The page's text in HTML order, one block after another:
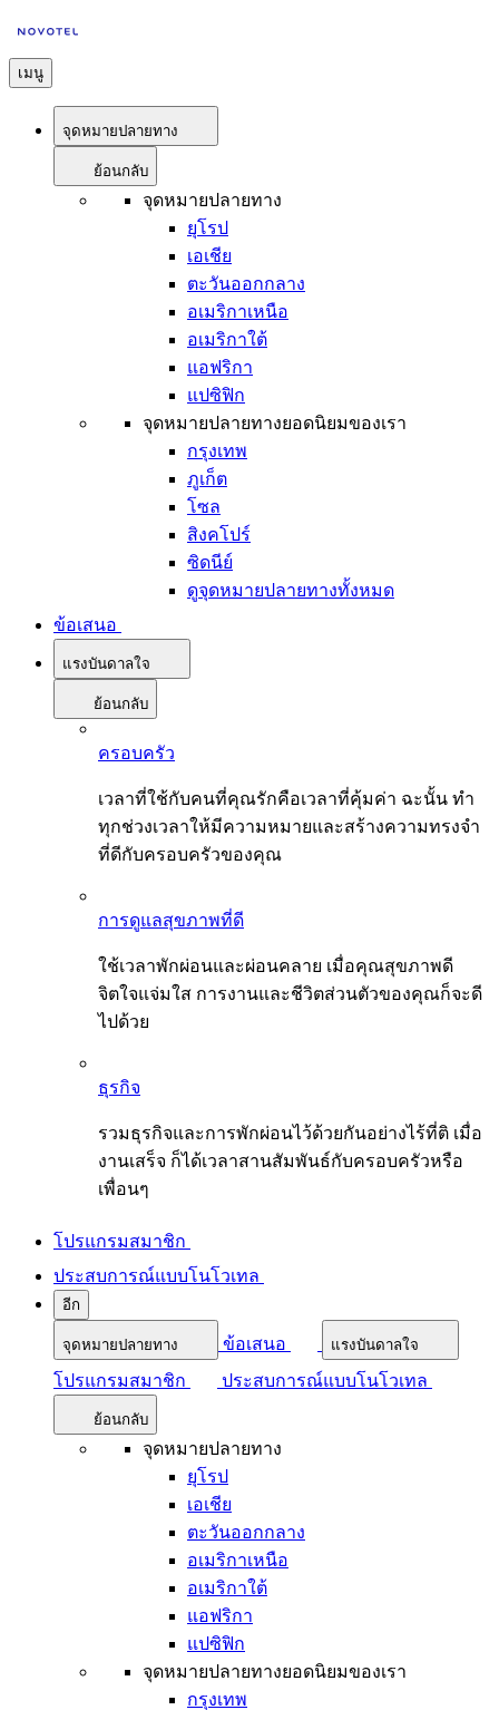
เมนู
จุดหมายปลายทาง
ย้อนกลับ
จุดหมายปลายทาง
ยุโรป
เอเชีย
ตะวันออกกลาง
อเมริกาเหนือ
อเมริกาใต้
แอฟริกา
แปซิฟิก
จุดหมายปลายทางยอดนิยมของเรา
กรุงเทพ
ภูเก็ต
โซล
สิงคโปร์
ซิดนีย์
ดูจุดหมายปลายทางทั้งหมด
ข้อเสนอ
แรงบันดาลใจ
ย้อนกลับ
ครอบครัว
เวลาที่ใช้กับคนที่คุณรักคือเวลาที่คุ้มค่า ฉะนั้น ทำ
ทุกช่วงเวลาให้มีความหมายและสร้างความทรงจำ
ที่ดีกับครอบครัวของคุณ
การดูแลสุขภาพที่ดี
ใช้เวลาพักผ่อนและผ่อนคลาย เมื่อคุณสุขภาพดี
จิตใจแจ่มใส การงานและชีวิตส่วนตัวของคุณก็จะดี
ไปด้วย
ธุรกิจ
รวมธุรกิจและการพักผ่อนไว้ด้วยกันอย่างไร้ที่ติ เมื่อ
งานเสร็จ ก็ได้เวลาสานสัมพันธ์กับครอบครัวหรือ
เพื่อนๆ
โปรแกรมสมาชิก
ประสบการณ์แบบโนโวเทล
อีก
จุดหมายปลายทาง ข้อเสนอ แรงบันดาลใจ
โปรแกรมสมาชิก ประสบการณ์แบบโนโวเทล
ย้อนกลับ
จุดหมายปลายทาง
ยุโรป
เอเชีย
ตะวันออกกลาง
อเมริกาเหนือ
อเมริกาใต้
แอฟริกา
แปซิฟิก
จุดหมายปลายทางยอดนิยมของเรา
กรุงเทพ